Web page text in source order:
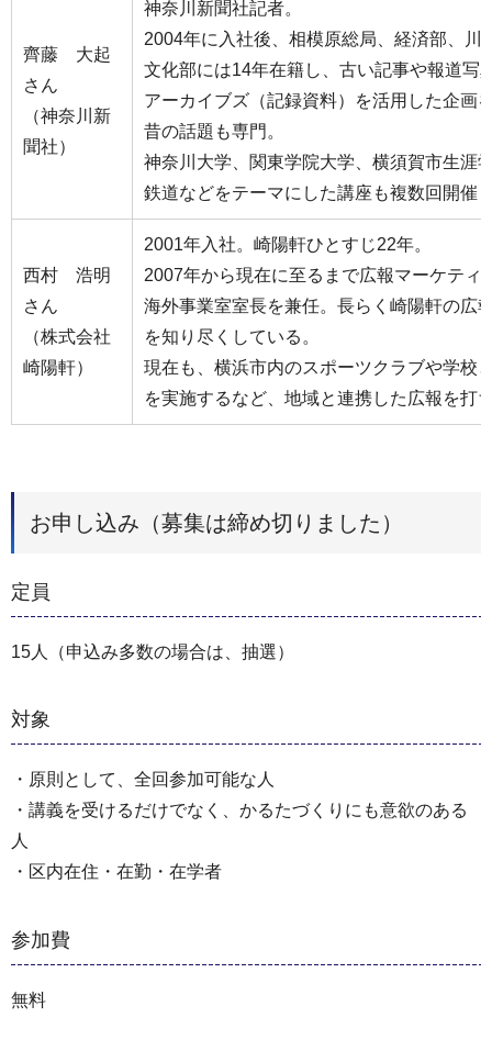
齊藤 大起
さん
（神奈川新
聞社）
神奈川新聞社記者。
2004年に入社後、相模原総局、経済部、川
文化部には14年在籍し、古い記事や報道写
アーカイブズ（記録資料）を活用した企画
昔の話題も専門。
神奈川大学、関東学院大学、横須賀市生涯
鉄道などをテーマにした講座も複数回開催
西村 浩明
さん
（株式会社
崎陽軒）
2001年入社。崎陽軒ひとすじ22年。
2007年から現在に至るまで広報マーケティ
海外事業室室長を兼任。長らく崎陽軒の広
を知り尽くしている。
現在も、横浜市内のスポーツクラブや学校
を実施するなど、地域と連携した広報を打
お申し込み（募集は締め切りました）
定員
15人（申込み多数の場合は、抽選）
対象
・原則として、全回参加可能な人
・講義を受けるだけでなく、かるたづくりにも意欲のある
人
・区内在住・在勤・在学者
参加費
無料